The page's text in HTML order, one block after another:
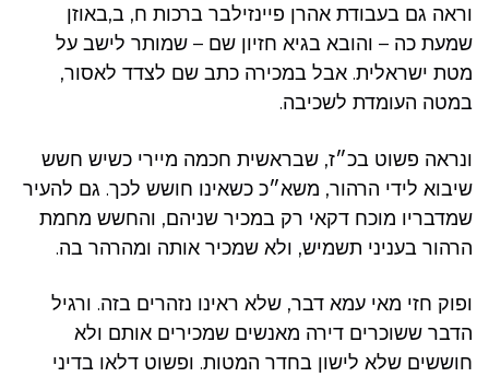
וראה גם בעבודת אהרן פיינזילבר ברכות ח, ב,באוזן
שמעת כה – והובא בגיא חזיון שם – שמותר לישב על
מטת ישראלית. אבל במכירה כתב שם לצדד לאסור,
במטה העומדת לשכיבה.
ונראה פשוט בכ״ז, שבראשית חכמה מיירי כשיש חשש
שיבוא לידי הרהור, משא״כ כשאינו חושש לכך. גם להעיר
שמדבריו מוכח דקאי רק במכיר שניהם, והחשש מחמת
הרהור בעניני תשמיש, ולא שמכיר אותה ומהרהר בה.
ופוק חזי מאי עמא דבר, שלא ראינו נזהרים בזה. ‏ורגיל
הדבר ששוכרים דירה מאנשים שמכירים אותם ולא
חוששים שלא לישון בחדר המטות. ופשוט דלאו בדיני